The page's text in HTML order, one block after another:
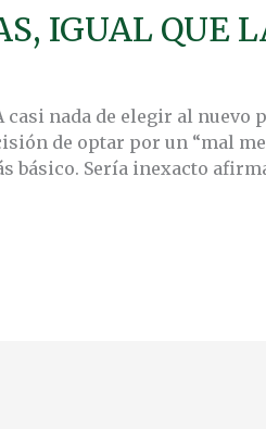
IGUAL QUE
nada de elegir al nuevo
de optar por un “mal
básico. Sería inexacto